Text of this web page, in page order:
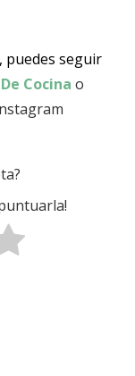
puedes seguir
Cocina o